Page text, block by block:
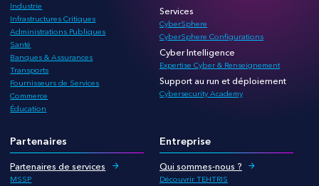
Industrie
Infrastructures Critiques
Administrations Publiques
Santé
Banques & Assurances
Transports
Fournisseurs de Services
Commerce
Éducation
Services
CyberSphere
CyberSphere Configurations
Cyber Intelligence
Expertise Cyber & Renseignement
Support au run et déploiement
Cybersecurity Academy
Partenaires
Partenaires de services
MSSP
Entreprise
Qui sommes-nous ?
Découvrir TEHTRIS